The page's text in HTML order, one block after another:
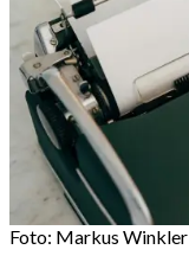
Foto: Markus Winkler